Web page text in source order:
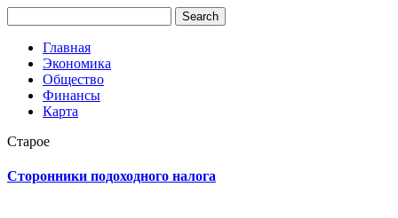
Главная
Экономика
Общество
Финансы
Карта
Старое
Сторонники подоходного налога